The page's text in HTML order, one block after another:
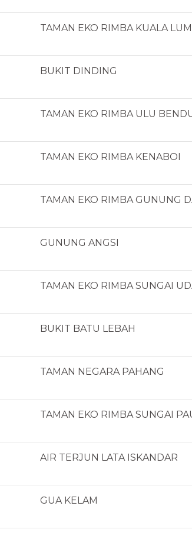
TAMAN EKO RIMBA KUALA
BUKIT DINDING
TAMAN EKO RIMBA ULU
TAMAN EKO RIMBA KENABOI
TAMAN EKO RIMBA GUNUNG
GUNUNG ANGSI
TAMAN EKO RIMBA SUNGAI
BUKIT BATU LEBAH
TAMAN NEGARA PAHANG
TAMAN EKO RIMBA SUNGAI
AIR TERJUN LATA ISKANDAR
GUA KELAM